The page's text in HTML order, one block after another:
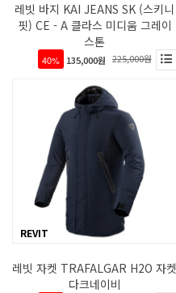
레빗 바지 KAI JEANS SK (스키니
핏) CE - A 클라스 미디움 그레이
스톤
40% 135,000원 225,000원
REVIT
레빗 자켓 TRAFALGAR H2O 자켓
다크네이비